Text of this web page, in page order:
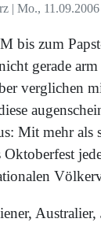
| Mo.,
bis zum
gerade arm
verglichen
Mit mehr als
Australier,